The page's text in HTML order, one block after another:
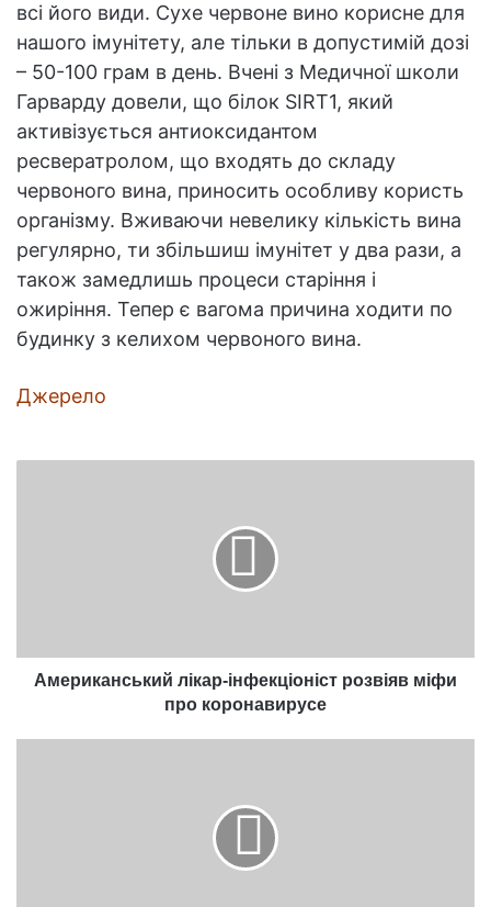
всі його види. Сухе червоне вино корисне для
нашого імунітету, але тільки в допустимій дозі
– 50-100 грам в день. Вчені з Медичної школи
Гарварду довели, що білок SIRT1, який
активізується антиоксидантом
ресвератролом, що входять до складу
червоного вина, приносить особливу користь
організму. Вживаючи невелику кількість вина
регулярно, ти збільшиш імунітет у два рази, а
також замедлишь процеси старіння і
ожиріння. Тепер є вагома причина ходити по
будинку з келихом червоного вина.
Джерело
Американський лікар-інфекціоніст розвіяв міфи
про коронавирусе